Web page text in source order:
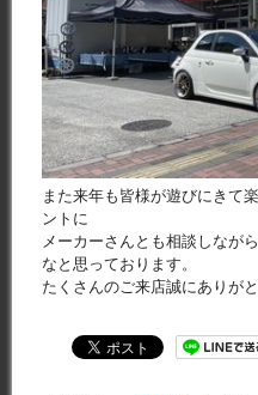
また来年も皆様が遊びにきて
ントに
メーカーさんとも相談しなが
なと思っております。
たくさんのご来店誠にありが